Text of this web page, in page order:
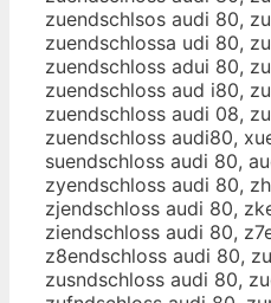
zuendschlsos audi 80,
zuendschlossa udi 80,
zuendschloss adui 80,
zuendschloss aud i80,
zuendschloss audi 08,
zuendschloss audi80,
suendschloss audi 80,
zyendschloss audi 80,
zjendschloss audi 80,
ziendschloss audi 80,
z8endschloss audi 80,
zusndschloss audi 80,